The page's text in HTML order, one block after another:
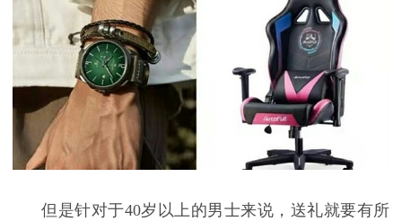
但是针对于40岁以上的男士来说，送礼就要有所